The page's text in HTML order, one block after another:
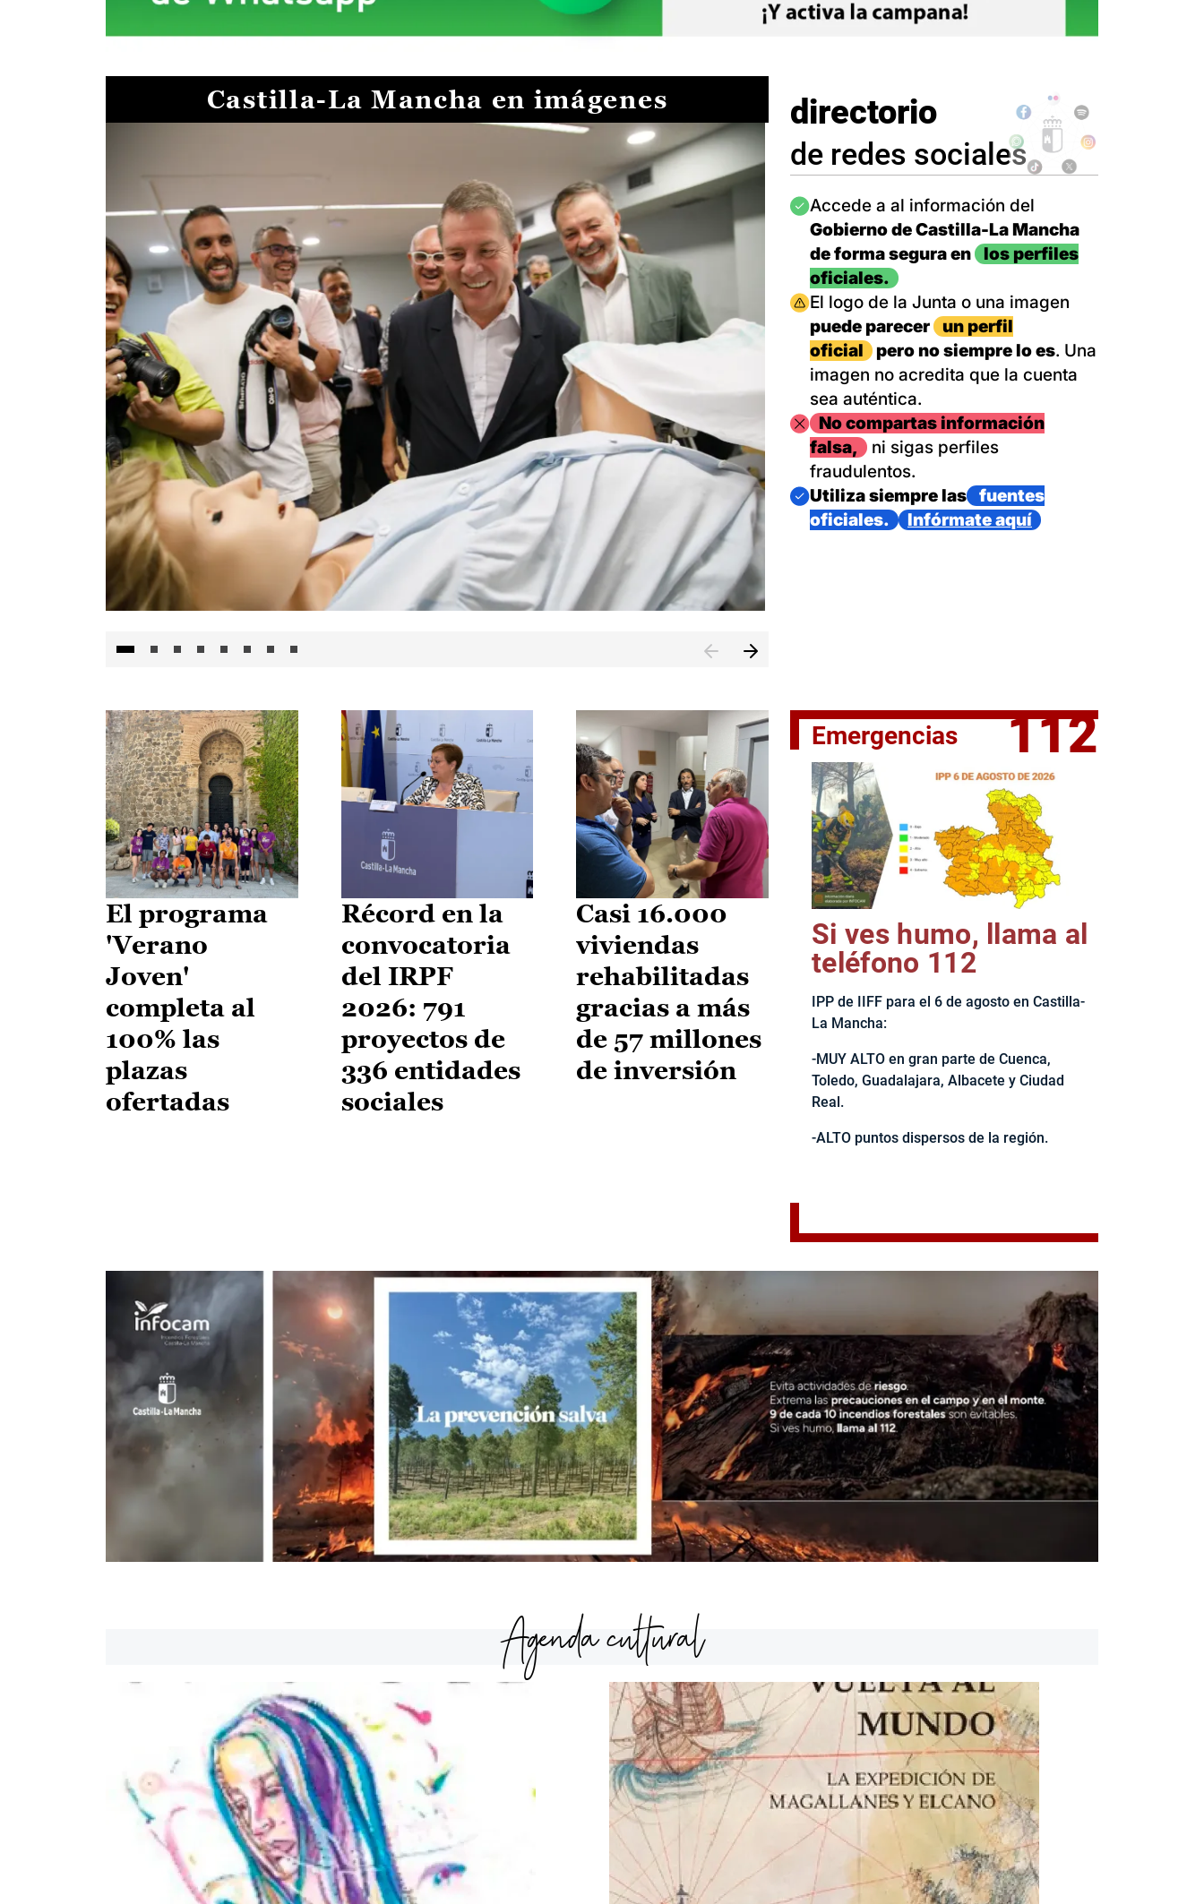
Castilla-La Mancha en imágenes
El jefe del Ejecutivo castellanomanchego, Emiliano García-
directorio
de redes sociales
Imagen
Accede a al información del
Gobierno de Castilla-La Mancha
de forma segura en
los perfiles
oficiales.
Imagen
El logo de la Junta o una imagen
puede parecer
un perfil
oficial
pero no siempre lo es. Una
imagen no acredita que la cuenta
sea auténtica.
ImagenNo compartas información
falsa,
ni sigas perfiles
fraudulentos.
Imagen
Utiliza siempre las
fuentes
oficiales.
Infórmate aquí
El programa
'Verano
Joven'
completa al
100% las
plazas
ofertadas
Récord en la
convocatoria
del IRPF
2026: 791
proyectos de
336 entidades
sociales
Casi 16.000
viviendas
rehabilitadas
gracias a más
de 57 millones
de inversión
Emergencias 112
Si ves humo, llama al
teléfono 112
IPP de IIFF para el 6 de agosto en Castilla-
La Mancha:
-MUY ALTO en gran parte de Cuenca,
Toledo, Guadalajara, Albacete y Ciudad
Real.
-ALTO puntos dispersos de la región.
Agenda cultural